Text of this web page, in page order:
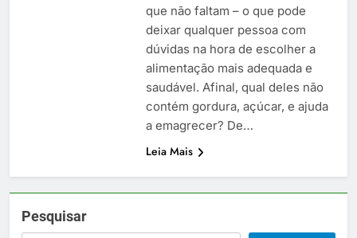
que não faltam – o que pode
deixar qualquer pessoa com
dúvidas na hora de escolher a
alimentação mais adequada e
saudável. Afinal, qual deles não
contém gordura, açúcar, e ajuda
a emagrecer? De…
Leia Mais
Pesquisar